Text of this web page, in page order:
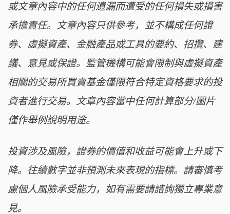
或文章內容中的任何遺漏而遭受的任何損失或損害
承擔責任。文章內容只供參考，並不構成任何證
券、虛擬資產、金融產品或工具的要約、招攬、建
議、意見或保證。監管機構可能會限制與虛擬資產
相關的交易所買賣基金僅限符合特定資格要求的投
資者進行交易。文章內容當中任何計算部分/圖片
僅作舉例說明用途。
投資涉及風險，證券的價值和收益可能會上升或下
降。往績數字並非預測未來表現的指標。請審慎考
慮個人風險承受能力，如有需要請諮詢獨立專業意
見。